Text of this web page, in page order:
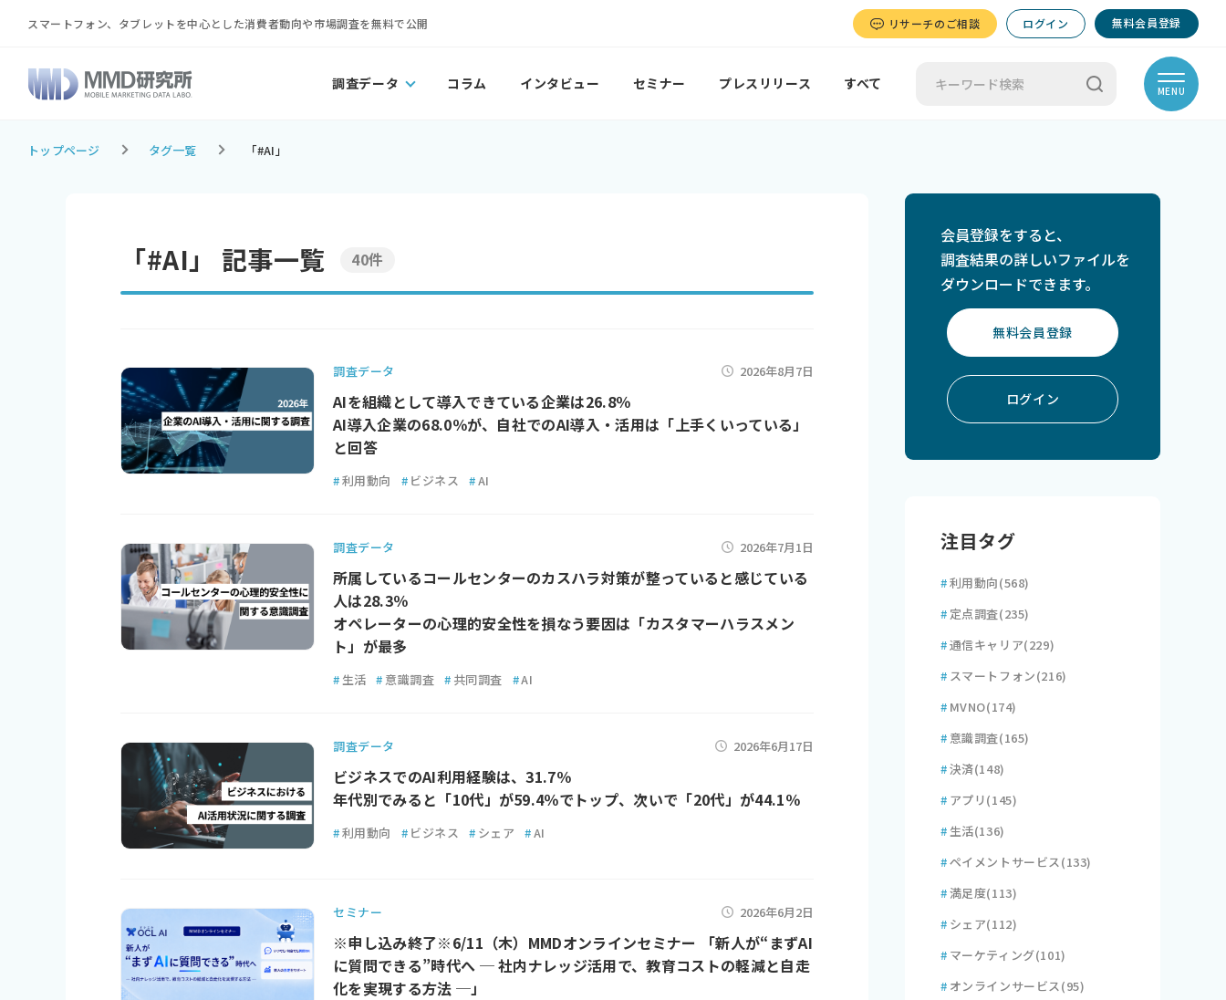
スマートフォン、タブレットを中心とした消費者動向や市場調査を無料で公開 リサーチのご相談 ログイン 無料会員登録
調査データ コラム インタビュー セミナー プレスリリース すべて MENU
トップページ タグ一覧 「#AI」
「#AI」 記事一覧 40件
調査データ 2026年8月7日
AIを組織として導入できている企業は26.8％
AI導入企業の68.0％が、自社でのAI導入・活用は「上手くいっている」
と回答
#利用動向 # ビジネス #AI
調査データ 2026年7月1日
所属しているコールセンターのカスハラ対策が整っていると感じている
人は28.3％
オペレーターの心理的安全性を損なう要因は「カスタマーハラスメン
ト」が最多
# 生活 # 意識調査 # 共同調査 #AI
調査データ 2026年6月17日
ビジネスでのAI利用経験は、31.7％
年代別でみると「10代」が59.4％でトップ、次いで「20代」が44.1％
#利用動向 # ビジネス # シェア #AI
セミナー 2026年6月2日
※申し込み終了※6/11（木）MMDオンラインセミナー 「新人が“まずAI
に質問できる”時代へ ─ 社内ナレッジ活用で、教育コストの軽減と自走
化を実現する方法 ─」
会員登録をすると、
調査結果の詳しいファイルを
ダウンロードできます。
無料会員登録
ログイン
注目タグ
#利用動向(568)
# 定点調査(235)
#通信キャリア(229)
# スマートフォン(216)
# MVNO(174)
# 意識調査(165)
#決済(148)
# アプリ(145)
# 生活(136)
#ペイメントサービス(133)
#満足度(113)
# シェア(112)
# マーケティング(101)
# オンラインサービス(95)